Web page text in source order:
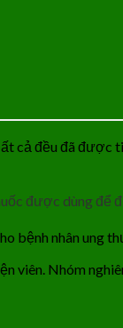
cả đều đã
được dùng để
bệnh nhân ung
viên. Nhóm